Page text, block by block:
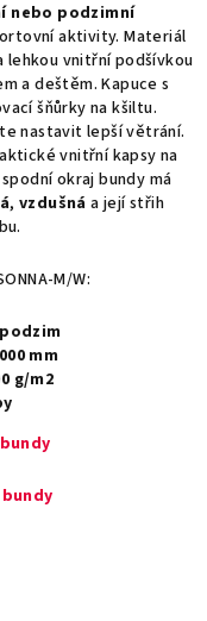
nebo podzimní
aktivity. Materiál
lehkou vnitřní podšívkou
a deštěm. Kapuce s
šňůrky na kšiltu.
nastavit lepší větrání.
vnitřní kapsy na
okraj bundy má
, vzdušná a její střih
M/W:
podzim
mm
g/m2